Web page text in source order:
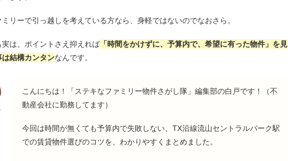
リーで引っ越しを考えている方なら、身軽ではないのでなおさら。
実は、ポイントさえ抑えれば 「時間をかけずに、予算内で、希望に有った物件」を見
結構カンタンなんです。
こんにちは！「ステキなファミリー物件さがし隊」編集部の白戸です！（不
動産会社に勤務してます）
今回は時間が無くても予算内で失敗しない、TX沿線流山セントラルパーク駅
での賃貸物件選びのコツを、わかりやすくまとめました。